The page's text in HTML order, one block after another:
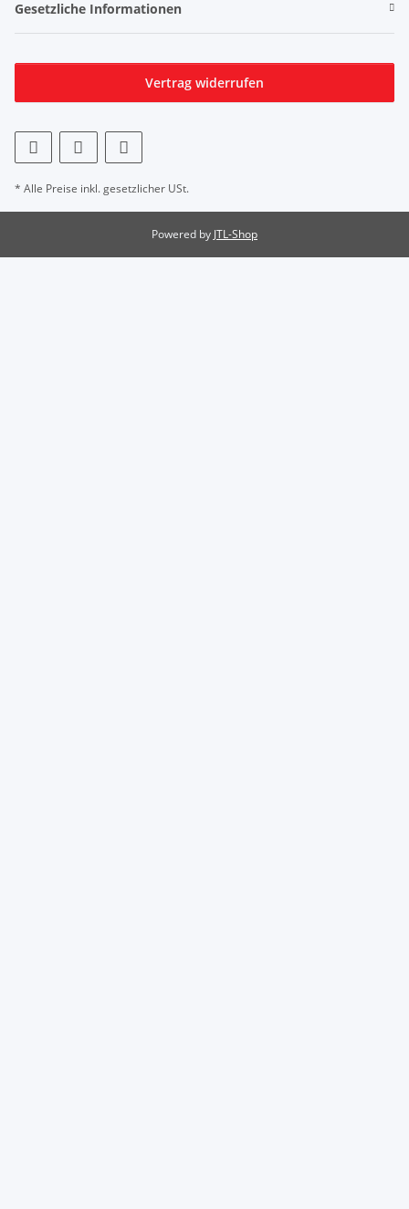
Gesetzliche Informationen
Vertrag widerrufen
* Alle Preise inkl. gesetzlicher USt.
Powered by JTL-Shop